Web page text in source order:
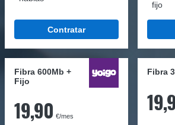
Contratar
fijo
Fibra 600Mb +
Fijo
19,90 €/mes
Fibra